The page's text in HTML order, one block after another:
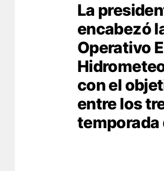
La
encabezó
Operativo
con el
entre los
temporada